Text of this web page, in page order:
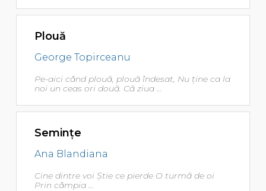
Plouă
George Topirceanu
Pe-aici când plouă, plouă îndesat, Nu ţine ca la
noi un ceas ori două. Că ziua ...
Seminţe
Ana Blandiana
Cine dintre voi Ştie ce pierde O turmă de oi
Prin câmpia ...